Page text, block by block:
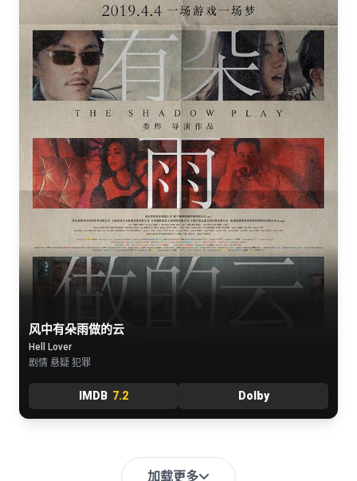
风中有朵雨做的云
Hell Lover
剧情 悬疑 犯罪
IMDB 7.2 Dolby
加载更多